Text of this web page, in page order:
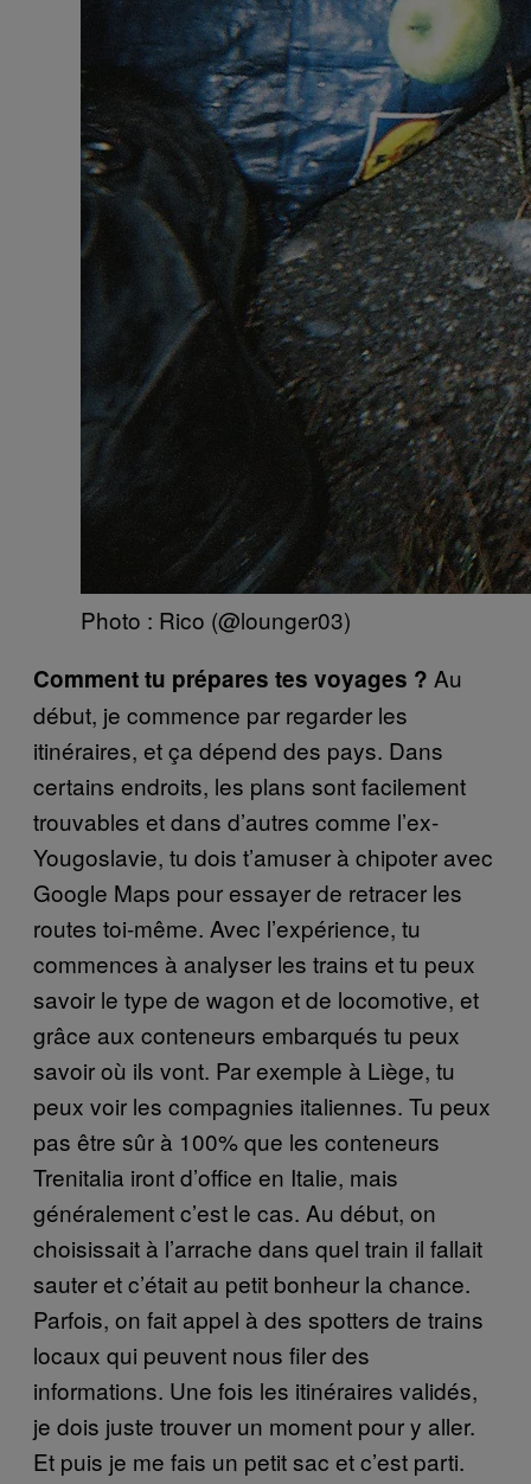
Photo : Rico (@lounger03)
Comment tu prépares tes voyages ? Au
début, je commence par regarder les
itinéraires, et ça dépend des pays. Dans
certains endroits, les plans sont facilement
trouvables et dans d’autres comme l’ex-
Yougoslavie, tu dois t’amuser à chipoter avec
Google Maps pour essayer de retracer les
routes toi-même. Avec l’expérience, tu
commences à analyser les trains et tu peux
savoir le type de wagon et de locomotive, et
grâce aux conteneurs embarqués tu peux
savoir où ils vont. Par exemple à Liège, tu
peux voir les compagnies italiennes. Tu peux
pas être sûr à 100% que les conteneurs
Trenitalia iront d’office en Italie, mais
généralement c’est le cas. Au début, on
choisissait à l’arrache dans quel train il fallait
sauter et c’était au petit bonheur la chance.
Parfois, on fait appel à des spotters de trains
locaux qui peuvent nous filer des
informations. Une fois les itinéraires validés,
je dois juste trouver un moment pour y aller.
Et puis je me fais un petit sac et c’est parti.